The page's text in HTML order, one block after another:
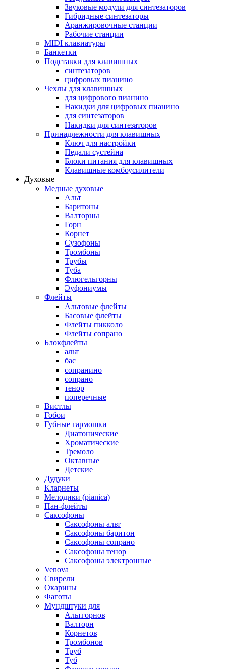
Звуковые модули для синтезаторов
Гибридные синтезаторы
Аранжировочные станции
Рабочие станции
MIDI клавиатуры
Банкетки
Подставки для клавишных
синтезаторов
цифровых пианино
Чехлы для клавишных
для цифрового пианино
Накидки для цифровых пианино
для синтезаторов
Накидки для синтезаторов
Принадлежности для клавишных
Ключ для настройки
Педали сустейна
Блоки питания для клавишных
Клавишные комбоусилители
Духовые
Медные духовые
Альт
Баритоны
Валторны
Горн
Корнет
Сузофоны
Тромбоны
Трубы
Туба
Флюгельгорны
Эуфониумы
Флейты
Альтовые флейты
Басовые флейты
Флейты пикколо
Флейты сопрано
Блокфлейты
альт
бас
сопранино
сопрано
тенор
поперечные
Вистлы
Гобои
Губные гармошки
Диатонические
Хроматические
Тремоло
Октавные
Детские
Дудуки
Кларнеты
Мелодики (pianica)
Пан-флейты
Саксофоны
Саксофоны альт
Саксофоны баритон
Саксофоны сопрано
Саксофоны тенор
Саксофоны электронные
Venova
Свирели
Окарины
Фаготы
Мундштуки для
Альтгорнов
Валторн
Корнетов
Тромбонов
Труб
Туб